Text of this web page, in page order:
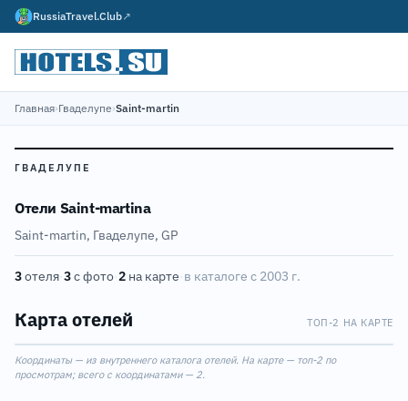
RussiaTravel.Club↗
Главная›Гваделупе›Saint-martin
ГВАДЕЛУПЕ
Отели Saint-martinа
Saint-martin, Гваделупе, GP
3отеля·3с фото·2 на карте·в каталоге с 2003 г.
Карта отелей ТОП-2 НА КАРТЕ
1
2
+
Координаты — из внутреннего каталога отелей. На карте — топ-2 по
просмотрам; всего с координатами — 2.